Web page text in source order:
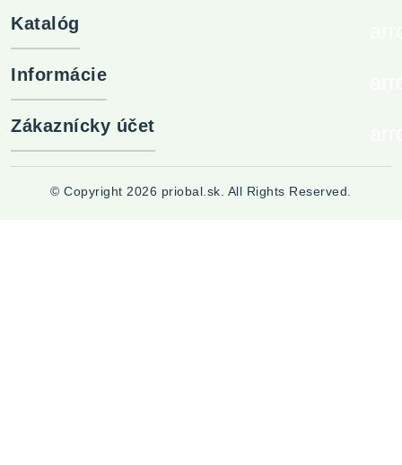
Katalóg
Informácie
Zákaznícky účet
© Copyright 2026 priobal.sk. All Rights Reserved.